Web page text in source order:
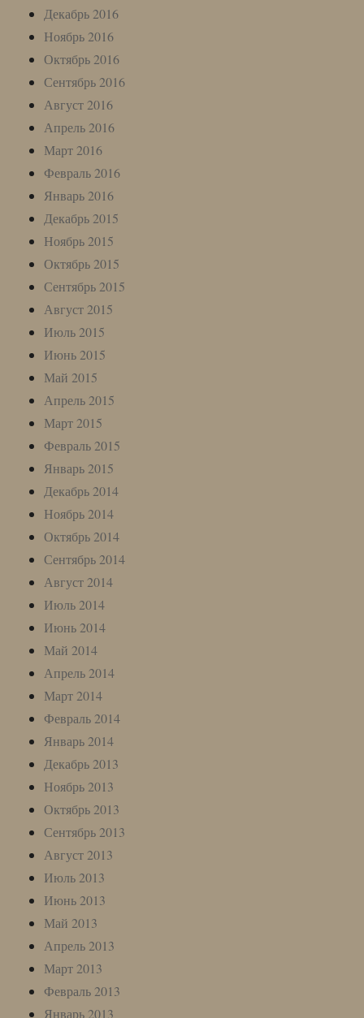
Декабрь 2016
Ноябрь 2016
Октябрь 2016
Сентябрь 2016
Август 2016
Апрель 2016
Март 2016
Февраль 2016
Январь 2016
Декабрь 2015
Ноябрь 2015
Октябрь 2015
Сентябрь 2015
Август 2015
Июль 2015
Июнь 2015
Май 2015
Апрель 2015
Март 2015
Февраль 2015
Январь 2015
Декабрь 2014
Ноябрь 2014
Октябрь 2014
Сентябрь 2014
Август 2014
Июль 2014
Июнь 2014
Май 2014
Апрель 2014
Март 2014
Февраль 2014
Январь 2014
Декабрь 2013
Ноябрь 2013
Октябрь 2013
Сентябрь 2013
Август 2013
Июль 2013
Июнь 2013
Май 2013
Апрель 2013
Март 2013
Февраль 2013
Январь 2013